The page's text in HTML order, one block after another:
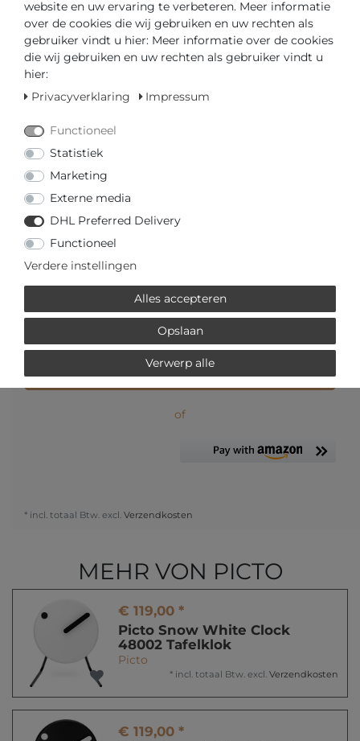
Inhoud1
Klaar voor verzending in 4-5 dagen
GEDIPLOMEERD DEALER
Uw prijs met3% kortingop vooruitbetaling:
Wensenlijst Vraag over het artikel Prijsaanvraag
IN DE WINKELWAGEN
of
* incl. totaal Btw. excl. Verzendkosten
MEHR VON PICTO
€ 119,00 *
Picto Snow White Clock
48002 Tafelklok
Picto
* incl. totaal Btw. excl. Verzendkosten
€ 119,00 *
website en uw ervaring te verbeteren. Meer informatie
over de cookies die wij gebruiken en uw rechten als
gebruiker vindt u hier: Meer informatie over de cookies
die wij gebruiken en uw rechten als gebruiker vindt u
hier:
Privacyverklaring
Impressum
Functioneel
Statistiek
Marketing
Externe media
DHL Preferred Delivery
Functioneel
Verdere instellingen
Alles accepteren
Opslaan
Verwerp alle